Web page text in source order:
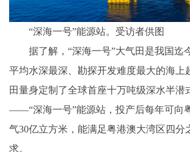
“深海一号”能源站。受访者供图
据了解，“深海一号”大气田是我国迄
平均水深最深、勘探开发难度最大的海上
田量身定制了全球首座十万吨级深水半潜
——“深海一号”能源站，投产后每年可向
气30亿立方米，能满足粤港澳大湾区四分
求。